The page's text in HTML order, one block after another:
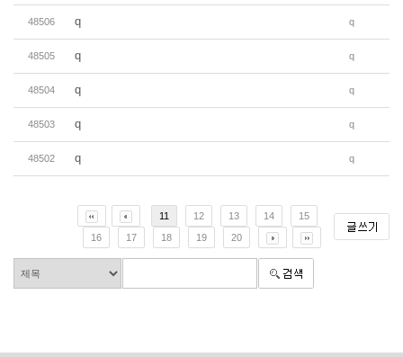
48506 q q
48505 q q
48504 q q
48503 q q
48502 q q
11 12 13 14
15
16
17 18 19 20